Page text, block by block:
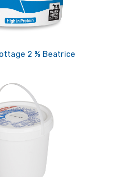
2 % Beatrice